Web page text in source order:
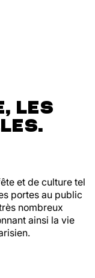
les
et de culture tel
portes au public
nombreux
ainsi la vie